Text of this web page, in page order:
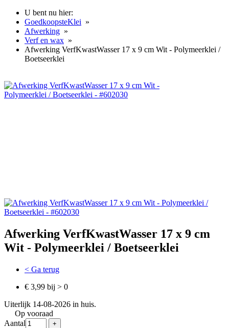
U bent nu hier:
GoedkoopsteKlei »
Afwerking »
Verf en wax »
Afwerking VerfKwastWasser 17 x 9 cm Wit - Polymeerklei /
Boetseerklei
Afwerking VerfKwastWasser 17 x 9 cm
Wit - Polymeerklei / Boetseerklei
< Ga terug
€ 3,99 bij > 0
Uiterlijk 14-08-2026 in huis.
Op vooraad
Aantal